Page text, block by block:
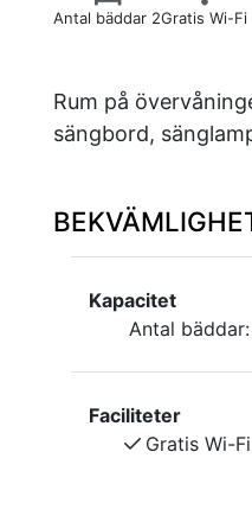
Antal bäddar 2Gratis Wi-Fi
Rum på
sängbord,
Kapacitet
Antal bäddar:
Faciliteter
Gratis Wi-Fi